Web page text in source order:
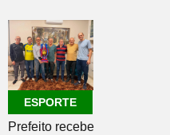
ESPORTE
Prefeito recebe